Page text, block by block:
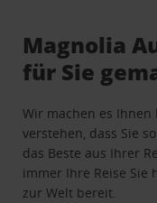
Magnolia
für Sie
Wir machen es
verstehen, dass Sie
das Beste aus Ihrer
immer Ihre Reise
zur Welt bereit.